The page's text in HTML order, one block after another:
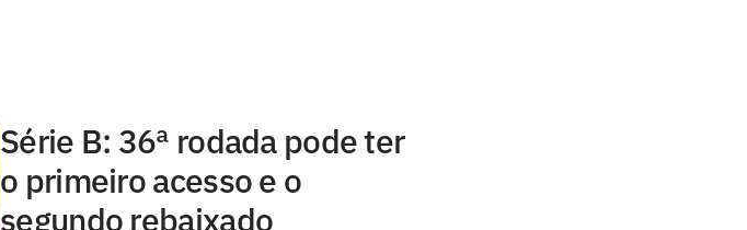
Série B: 36ª rodada pode ter
o primeiro acesso e o
segundo rebaixado